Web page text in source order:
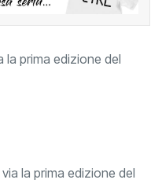
la prima edizione del